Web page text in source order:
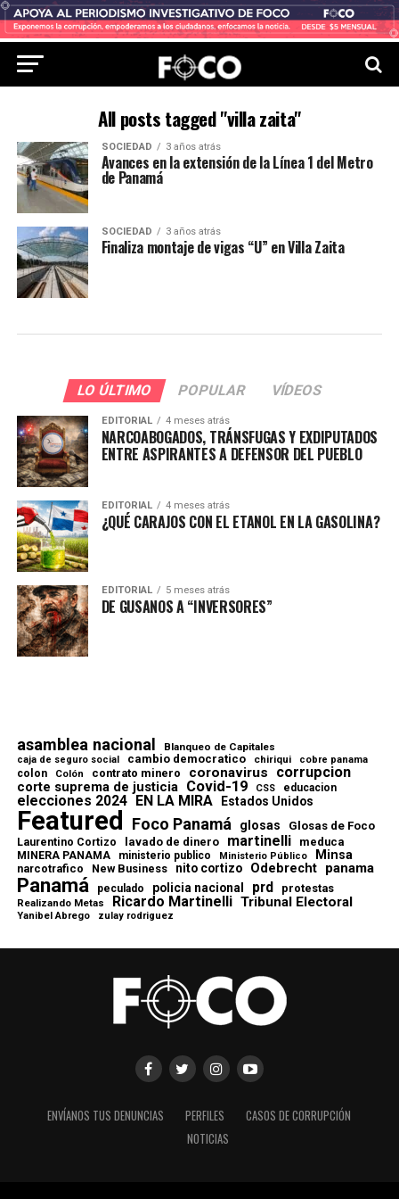
All posts tagged "villa zaita"
SOCIEDAD 3 años atrás
Avances en la extensión de la Línea 1 del Metro
de Panamá
SOCIEDAD 3 años atrás
Finaliza montaje de vigas “U” en Villa Zaita
LO ÚLTIMO POPULAR VÍDEOS
EDITORIAL 4 meses atrás
NARCOABOGADOS, TRÁNSFUGAS Y EXDIPUTADOS
ENTRE ASPIRANTES A DEFENSOR DEL PUEBLO
EDITORIAL 4 meses atrás
¿QUÉ CARAJOS CON EL ETANOL EN LA GASOLINA?
EDITORIAL 5 meses atrás
DE GUSANOS A “INVERSORES”
asamblea nacional Blanqueo de Capitales
caja de seguro social cambio democratico chiriqui cobre panama
colon Colón contrato minero coronavirus corrupcion
corte suprema de justicia Covid-19 CSS educacion
elecciones 2024 EN LA MIRA Estados Unidos
Featured Foco Panamá glosas Glosas de Foco
Laurentino Cortizo lavado de dinero martinelli meduca
MINERA PANAMA ministerio publico Ministerio Público Minsa
narcotrafico New Business nito cortizo Odebrecht panama
Panamá peculado policia nacional prd protestas
Realizando Metas Ricardo Martinelli Tribunal Electoral
Yanibel Abrego zulay rodriguez
ENVÍANOS TUS DENUNCIAS PERFILES
CASOS DE CORRUPCIÓN
NOTICIAS